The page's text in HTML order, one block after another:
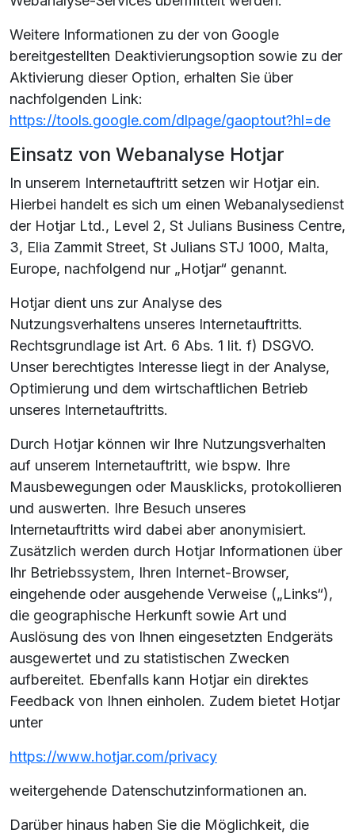
Weitere Informationen zu der von Google
bereitgestellten Deaktivierungsoption sowie zu der
Aktivierung dieser Option, erhalten Sie über
nachfolgenden Link:
https://tools.google.com/dlpage/gaoptout?hl=de
Einsatz von Webanalyse Hotjar
In unserem Internetauftritt setzen wir Hotjar ein.
Hierbei handelt es sich um einen Webanalysedienst
der Hotjar Ltd., Level 2, St Julians Business Centre,
3, Elia Zammit Street, St Julians STJ 1000, Malta,
Europe, nachfolgend nur „Hotjar“ genannt.
Hotjar dient uns zur Analyse des
Nutzungsverhaltens unseres Internetauftritts.
Rechtsgrundlage ist Art. 6 Abs. 1 lit. f) DSGVO.
Unser berechtigtes Interesse liegt in der Analyse,
Optimierung und dem wirtschaftlichen Betrieb
unseres Internetauftritts.
Durch Hotjar können wir Ihre Nutzungsverhalten
auf unserem Internetauftritt, wie bspw. Ihre
Mausbewegungen oder Mausklicks, protokollieren
und auswerten. Ihre Besuch unseres
Internetauftritts wird dabei aber anonymisiert.
Zusätzlich werden durch Hotjar Informationen über
Ihr Betriebssystem, Ihren Internet-Browser,
eingehende oder ausgehende Verweise („Links“),
die geographische Herkunft sowie Art und
Auslösung des von Ihnen eingesetzten Endgeräts
ausgewertet und zu statistischen Zwecken
aufbereitet. Ebenfalls kann Hotjar ein direktes
Feedback von Ihnen einholen. Zudem bietet Hotjar
unter
https://www.hotjar.com/privacy
weitergehende Datenschutzinformationen an.
Darüber hinaus haben Sie die Möglichkeit, die